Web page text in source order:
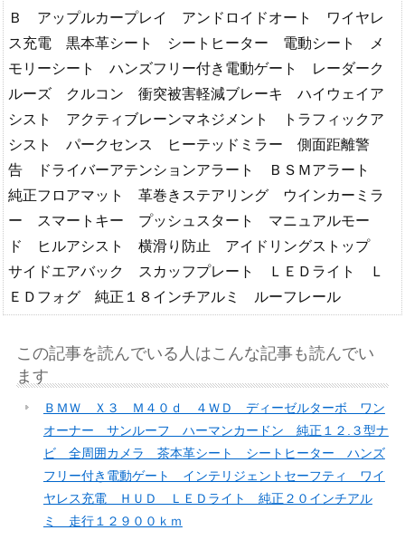
Ｂ アップルカープレイ アンドロイドオート ワイヤレ
ス充電 黒本革シート シートヒーター 電動シート メ
モリーシート ハンズフリー付き電動ゲート レーダーク
ルーズ クルコン 衝突被害軽減ブレーキ ハイウェイア
シスト アクティブレーンマネジメント トラフィックア
シスト パークセンス ヒーテッドミラー 側面距離警
告 ドライバーアテンションアラート ＢＳＭアラート
純正フロアマット 革巻きステアリング ウインカーミラ
ー スマートキー プッシュスタート マニュアルモー
ド ヒルアシスト 横滑り防止 アイドリングストップ
サイドエアバック スカッフプレート ＬＥＤライト Ｌ
ＥＤフォグ 純正１８インチアルミ ルーフレール
この記事を読んでいる人はこんな記事も読んでい
ます
ＢＭＷ Ｘ３ Ｍ４０ｄ ４ＷＤ ディーゼルターボ ワン
オーナー サンルーフ ハーマンカードン 純正１２.３型ナ
ビ 全周囲カメラ 茶本革シート シートヒーター ハンズ
フリー付き電動ゲート インテリジェントセーフティ ワイ
ヤレス充電 ＨＵＤ ＬＥＤライト 純正２０インチアル
ミ 走行１２９００ｋｍ